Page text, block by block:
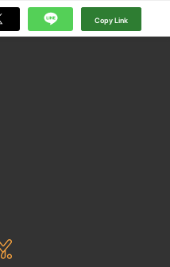
Copy Link